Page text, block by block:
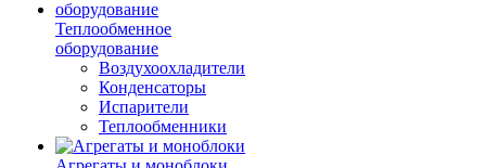
Теплообменное
оборудование
Воздухоохладители
Конденсаторы
Испарители
Теплообменники